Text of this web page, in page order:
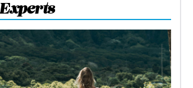
Experts